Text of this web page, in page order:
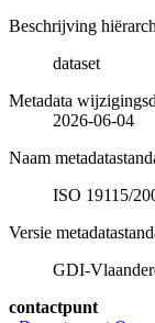
Beschrijving
dataset
Metadata
2026-06-04
Naam
ISO 19115/
Versie
GDI-
contactpunt